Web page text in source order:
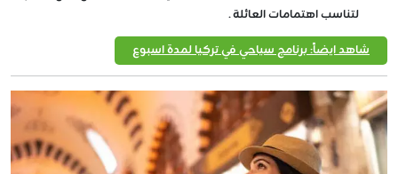
لتناسب اهتمامات العائلة .
شاهد ايضاً: برنامج سياحي في تركيا لمدة اسبوع